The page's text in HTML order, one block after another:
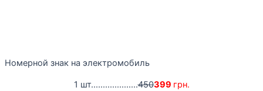
Номерной знак на электромобиль
1 шт....................450399 грн.